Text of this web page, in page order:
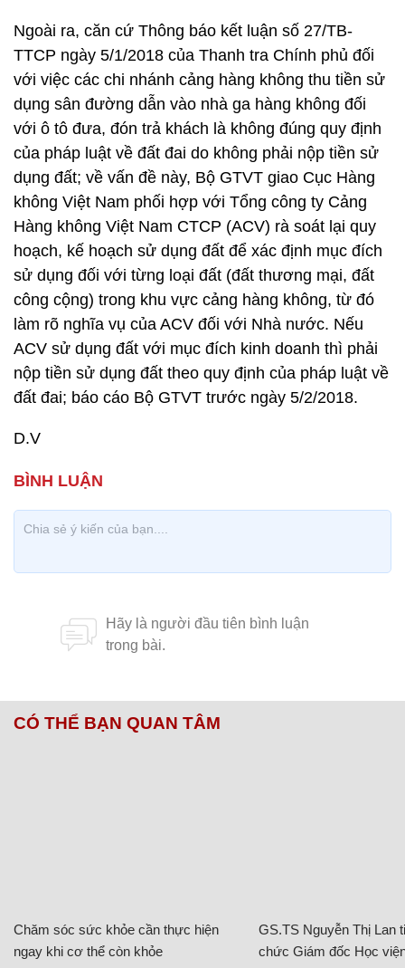
Ngoài ra, căn cứ Thông báo kết luận số 27/TB-
TTCP ngày 5/1/2018 của Thanh tra Chính phủ đối
với việc các chi nhánh cảng hàng không thu tiền sử
dụng sân đường dẫn vào nhà ga hàng không đối
với ô tô đưa, đón trả khách là không đúng quy định
của pháp luật về đất đai do không phải nộp tiền sử
dụng đất; về vấn đề này, Bộ GTVT giao Cục Hàng
không Việt Nam phối hợp với Tổng công ty Cảng
Hàng không Việt Nam CTCP (ACV) rà soát lại quy
hoạch, kế hoạch sử dụng đất để xác định mục đích
sử dụng đối với từng loại đất (đất thương mại, đất
công cộng) trong khu vực cảng hàng không, từ đó
làm rõ nghĩa vụ của ACV đối với Nhà nước. Nếu
ACV sử dụng đất với mục đích kinh doanh thì phải
nộp tiền sử dụng đất theo quy định của pháp luật về
đất đai; báo cáo Bộ GTVT trước ngày 5/2/2018.
D.V
CÓ THỂ BẠN QUAN TÂM
Chăm sóc sức khỏe cần thực hiện
ngay khi cơ thể còn khỏe
GS.TS Nguyễn Thị Lan
chức Giám đốc Học